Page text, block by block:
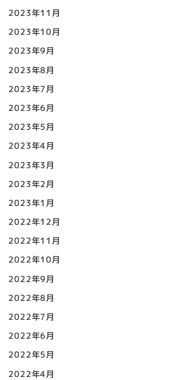
2023年11月
2023年10月
2023年9月
2023年8月
2023年7月
2023年6月
2023年5月
2023年4月
2023年3月
2023年2月
2023年1月
2022年12月
2022年11月
2022年10月
2022年9月
2022年8月
2022年7月
2022年6月
2022年5月
2022年4月